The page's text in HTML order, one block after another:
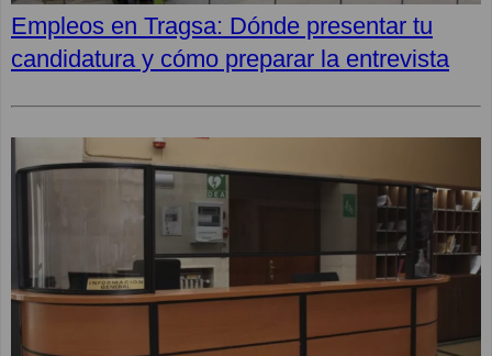
Empleos en Tragsa: Dónde presentar tu
candidatura y cómo preparar la entrevista